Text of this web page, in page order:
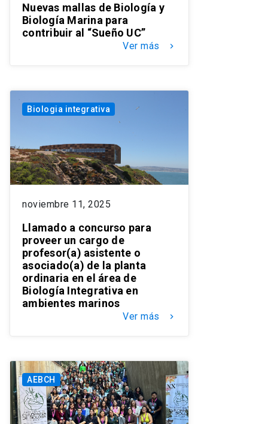
Nuevas mallas de Biología y
Biología Marina para
contribuir al “Sueño UC”
Ver más keyboard_arrow_right
Biologia integrativa
noviembre 11, 2025
Llamado a concurso para
proveer un cargo de
profesor(a) asistente o
asociado(a) de la planta
ordinaria en el área de
Biología Integrativa en
ambientes marinos
Ver más keyboard_arrow_right
AEBCH